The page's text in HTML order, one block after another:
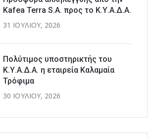
Kafea Terra S.A. προς το Κ.Υ.Α.Δ.Α.
31 ΙΟΥΛΊΟΥ, 2026
Πολύτιμος υποστηρικτής του
Κ.Υ.Α.Δ.Α. η εταιρεία Καλαμαία
Τρόφιμα
30 ΙΟΥΛΊΟΥ, 2026